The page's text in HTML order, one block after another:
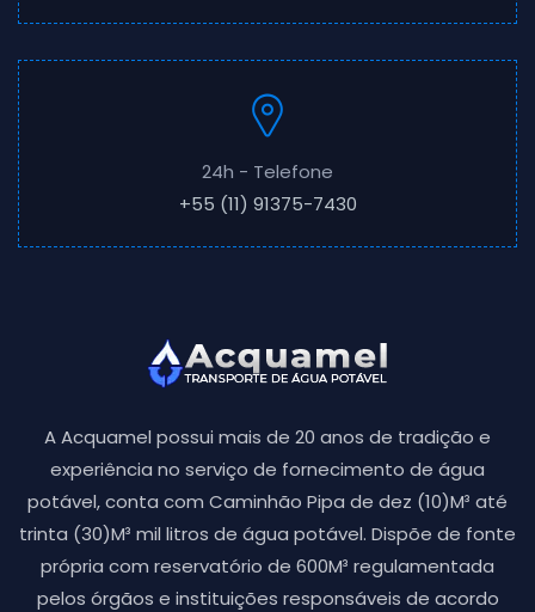
24h - Telefone
+55 (11) 91375-7430
A Acquamel possui mais de 20 anos de tradição e
experiência no serviço de fornecimento de água
potável, conta com Caminhão Pipa de dez (10)M³ até
trinta (30)M³ mil litros de água potável. Dispõe de fonte
própria com reservatório de 600M³ regulamentada
pelos órgãos e instituições responsáveis de acordo